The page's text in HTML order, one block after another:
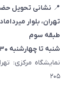
📍 نشانی تحویل
تهران، بلوار
طبقه سوم
شنبه تا چهارشنبه ۹:۳۰ الی ۱۷:۳۰ (مراجعه با هماهنگی قبلی)
نمایشگاه مرکزی:
۲۰۵